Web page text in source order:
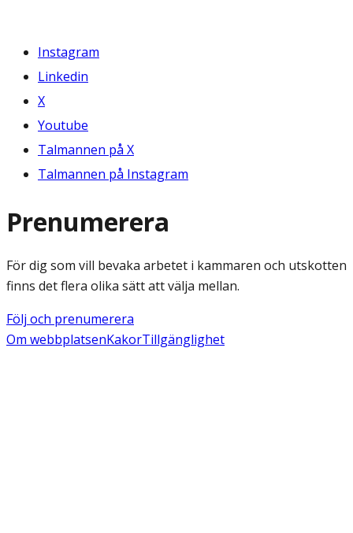
Instagram
Linkedin
X
Youtube
Talmannen på X
Talmannen på Instagram
Prenumerera
För dig som vill bevaka arbetet i kammaren och utskotten
finns det flera olika sätt att välja mellan.
Följ och prenumerera
Om webbplatsenKakorTillgänglighet